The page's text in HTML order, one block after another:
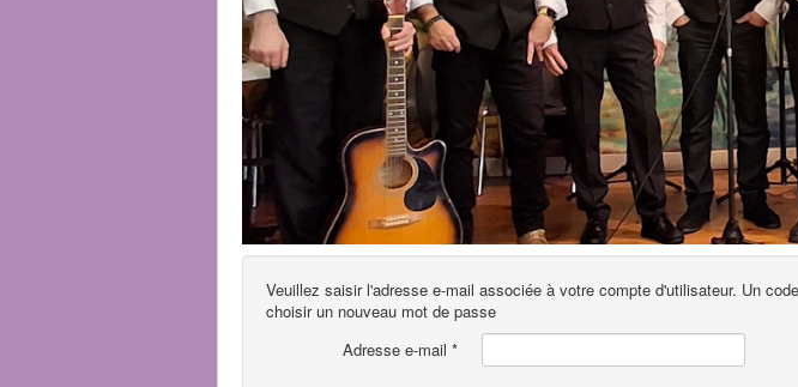
Veuillez saisir l'adresse e-mail associée à votre compte d'utilisateur. Un
choisir un nouveau mot de passe
Adresse e-mail *